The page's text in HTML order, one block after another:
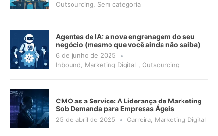
Outsourcing, Sem categoria
Agentes de IA: a nova engrenagem do seu
negócio (mesmo que você ainda não saiba)
6 de junho de 2025
Inbound, Marketing Digital , Outsourcing
CMO as a Service: A Liderança de Marketing
Sob Demanda para Empresas Ágeis
25 de abril de 2025 Carreira, Marketing Digital